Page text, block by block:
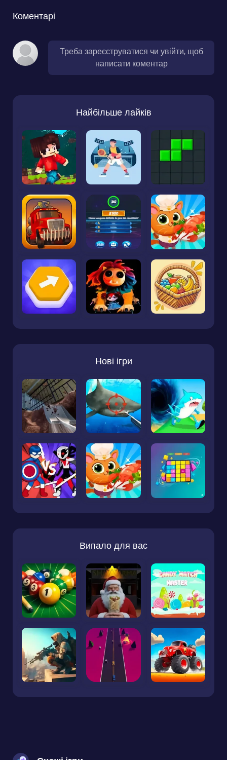
Коментарі
Треба зареєструватися чи увійти, щоб
написати коментар
Найбільше лайків
Нові ігри
Випало для вас